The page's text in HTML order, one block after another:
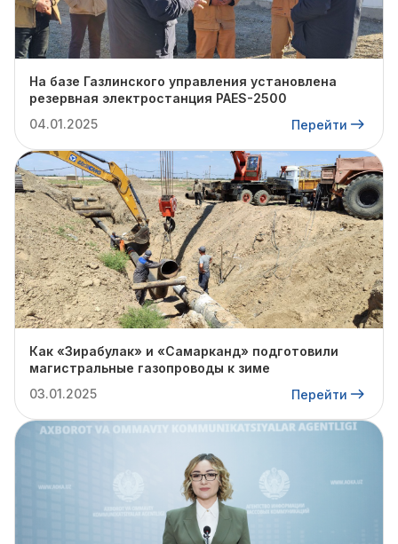
На базе Газлинского управления установлена
резервная электростанция PAES-2500
04.01.2025
Перейти
Как «Зирабулак» и «Самарканд» подготовили
магистральные газопроводы к зиме
03.01.2025
Перейти